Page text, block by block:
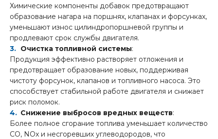
Химические компоненты добавок предотвращают
образование нагара на поршнях, клапанах и форсунках,
уменьшают износ цилиндропоршневой группы и
продлевают срок службы двигателя.
Очистка топливной системы:
Продукция эффективно растворяет отложения и
предотвращает образование новых, поддерживая
чистоту форсунок, клапанов и топливного насоса. Это
способствует стабильной работе двигателя и снижает
риск поломок.
Снижение выбросов вредных веществ:
Более полное сгорание топлива уменьшает количество
CO, NOx и несгоревших углеводородов, что